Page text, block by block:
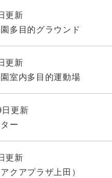
更新
園多目的グラウンド
更新
園室内多目的運動場
更新
ー
更新
クアプラザ上田）